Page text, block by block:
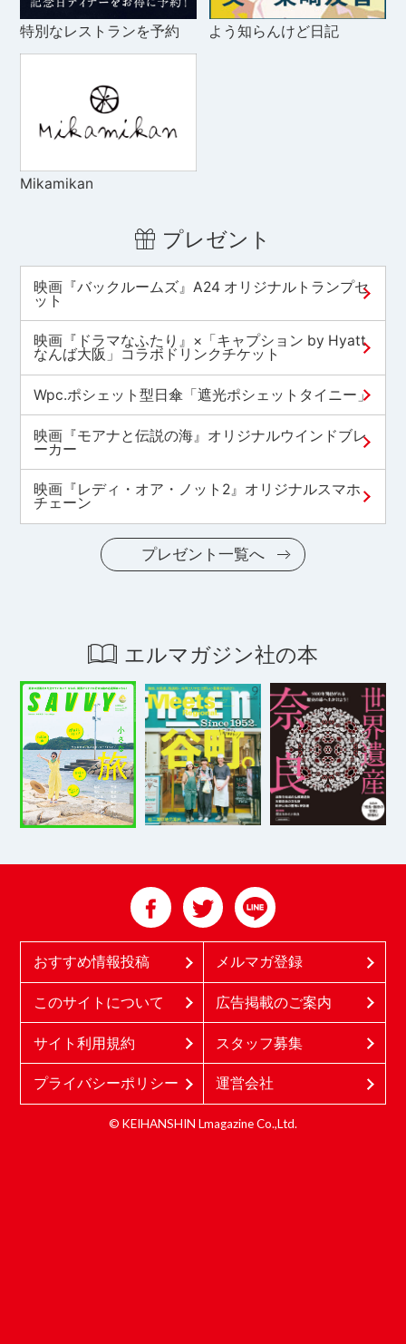
特別なレストランを予約 よう知らんけど日記
Mikamikan
プレゼント
映画『バックルームズ』A24 オリジナルトランプセ
ット
映画『ドラマなふたり』×「キャプション by Hyatt
なんば大阪」コラボドリンクチケット
Wpc.ポシェット型日傘「遮光ポシェットタイニー」
映画『モアナと伝説の海』オリジナルウインドブレ
ーカー
映画『レディ・オア・ノット2』オリジナルスマホ
チェーン
プレゼント一覧へ
エルマガジン社の本
おすすめ情報投稿 メルマガ登録
このサイトについて 広告掲載のご案内
サイト利用規約 スタッフ募集
プライバシーポリシー 運営会社
© KEIHANSHIN Lmagazine Co.,Ltd.